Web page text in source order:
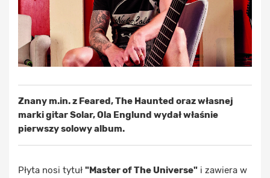
Znany m.in. z Feared, The Haunted oraz własnej
marki gitar Solar, Ola Englund wydał właśnie
pierwszy solowy album.
Płyta nosi tytuł "Master of The Universe" i zawiera w